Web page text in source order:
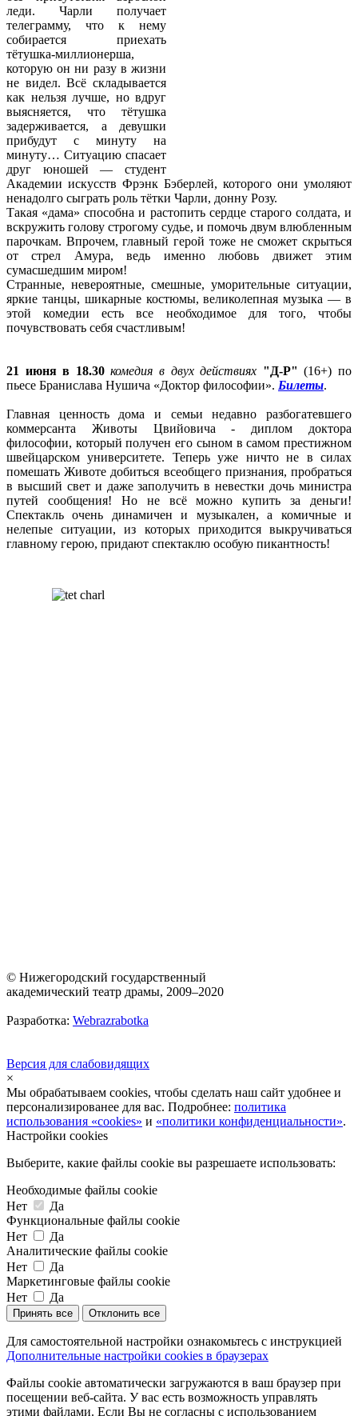
леди. Чарли получает
телеграмму, что к нему
собирается приехать
тётушка-миллионерша,
которую он ни разу в жизни
не видел. Всё складывается
как нельзя лучше, но вдруг
выясняется, что тётушка
задерживается, а девушки
прибудут с минуту на
минуту… Ситуацию спасает
друг юношей — студент
Академии искусств Фрэнк Бэберлей, которого они умоляют
ненадолго сыграть роль тётки Чарли, донну Розу.
Такая «дама» способна и растопить сердце старого солдата, и
вскружить голову строгому судье, и помочь двум влюбленным
парочкам. Впрочем, главный герой тоже не сможет скрыться
от стрел Амура, ведь именно любовь движет этим
сумасшедшим миром!
Странные, невероятные, смешные, уморительные ситуации,
яркие танцы, шикарные костюмы, великолепная музыка — в
этой комедии есть все необходимое для того, чтобы
почувствовать себя счастливым!
21 июня в 18.30 комедия в двух действиях "Д-Р" (16+) по
пьесе Бранислава Нушича «Доктор философии». Билеты.
Главная ценность дома и семьи недавно разбогатевшего
коммерсанта Животы Цвийовича - диплом доктора
философии, который получен его сыном в самом престижном
швейцарском университете. Теперь уже ничто не в силах
помешать Животе добиться всеобщего признания, пробраться
в высший свет и даже заполучить в невестки дочь министра
путей сообщения! Но не всё можно купить за деньги!
Спектакль очень динамичен и музыкален, а комичные и
нелепые ситуации, из которых приходится выкручиваться
главному герою, придают спектаклю особую пикантность!
© Нижегородский государственный
академический театр драмы, 2009–2020
Разработка: Webrazrabotka
Версия для слабовидящих
×
Мы обрабатываем cookies, чтобы сделать наш сайт удобнее и
персонализированее для вас. Подробнее: политика
использования «cookies» и «политики конфиденциальности».
Настройки cookies
Выберите, какие файлы cookie вы разрешаете использовать:
Необходимые файлы cookie
Нет
Да
Функциональные файлы cookie
Нет
Да
Аналитические файлы cookie
Нет
Да
Маркетинговые файлы cookie
Нет
Да
Принять все Отклонить все
Для самостоятельной настройки ознакомьтесь с инструкцией
Дополнительные настройки cookies в браузерах
Файлы cookie автоматически загружаются в ваш браузер при
посещении веб-сайта. У вас есть возможность управлять
этими файлами. Если Вы не согласны с использованием